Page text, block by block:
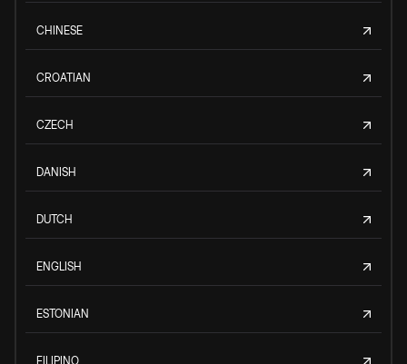
CHINESE
CROATIAN
CZECH
DANISH
DUTCH
ENGLISH
ESTONIAN
FILIPINO